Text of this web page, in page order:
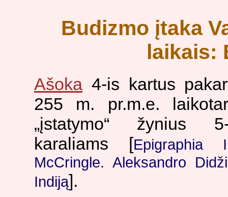
Budizmo įtaka
laikais:
Ašoka 4-is kartus
255 m. pr.m.e.
„įstatymo“ žynius
karaliams [
McCringle. Aleksandro
Indiją].